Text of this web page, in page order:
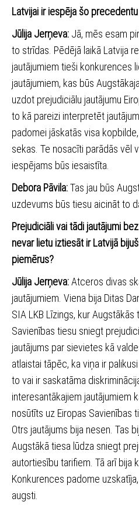
Latvijai ir iespēja šo
Jūlija Jerņeva: Jā, mēs esam
to strīdas. Pēdējā laikā Latvija
jautājumiem tieši konkurences
jautājumiem, kas būs
uzdot prejudiciālu jautājumu
to kā pareizi interpretēt
padomei jāskatās visa
sekas. Te nosacīti parādās vēl
iespējams būs iesaistīta.
Debora Pāvila:Tas jau būs
uzdevums būs tiesu aicināt to
Prejudiciāli vai tādi jautājumi
nevar lietu iztiesāt ir Latvijā
piemērus?
Jūlija Jerņeva:Atceros divas
jautājumiem. Viena bija Ditas
SIA LKB Līzings, kur
Savienības tiesu sniegt
jautājums par sievietes kā
atlaistai tāpēc, ka viņa ir
to vai ir saskatāma
interesantākajiem jautājumiem
nosūtīts uz Eiropas Savienības
Otrs jautājums bija nesen. Tas
Augstākā tiesa lūdza sniegt
autortiesību tarifiem. Tā arī bija
Konkurences padome
augsti.